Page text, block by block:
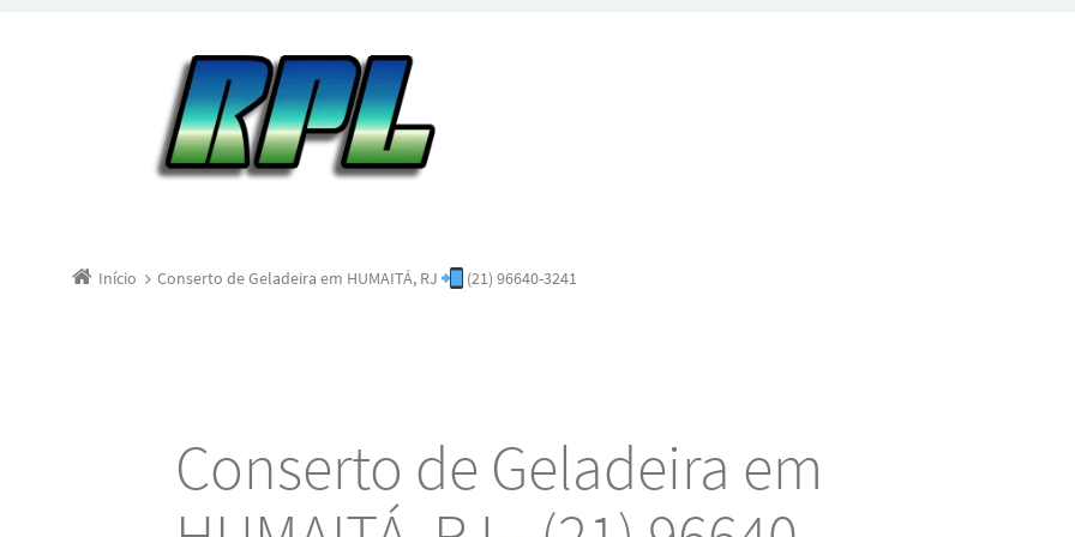
Início Conserto de Geladeira em HUMAITÁ, RJ (21) 96640-3241
Conserto de Geladeira em